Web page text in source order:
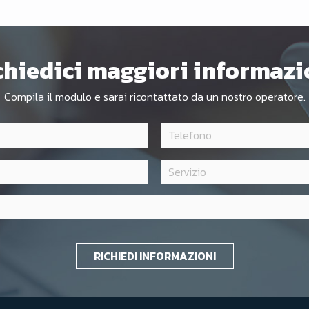
maggiori
Compila il modulo e sarai ricontattato da un nostro operatore.
RICHIEDI INFORMAZIONI